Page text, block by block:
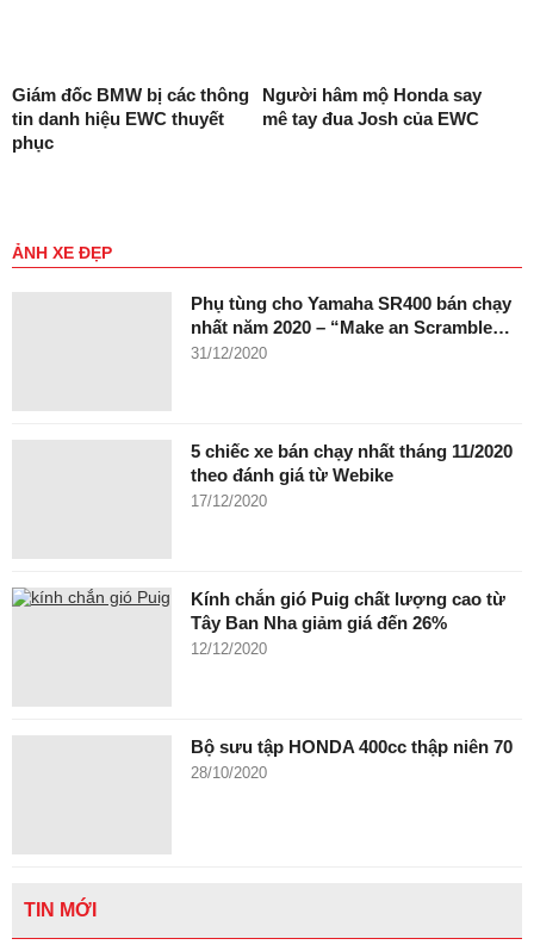
Giám đốc BMW bị các thông
tin danh hiệu EWC thuyết
phục
Người hâm mộ Honda say
mê tay đua Josh của EWC
ẢNH XE ĐẸP
Phụ tùng cho Yamaha SR400 bán chạy
nhất năm 2020 – “Make an Scramble…
31/12/2020
5 chiếc xe bán chạy nhất tháng 11/2020
theo đánh giá từ Webike
17/12/2020
Kính chắn gió Puig chất lượng cao từ
Tây Ban Nha giảm giá đến 26%
12/12/2020
Bộ sưu tập HONDA 400cc thập niên 70
28/10/2020
TIN MỚI